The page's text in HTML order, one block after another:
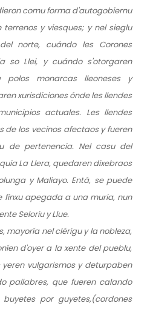
comu forma d'autogobiernu
y viesques; y nel sieglu
norte, cuándo les Corones
so Llei, y cuándo s'otorgaren
monarcas lleoneses y
xurisdiciones ónde les llendes
actuales. Les llendes
de los vecinos afectaos y fueren
de pertenencia. Nel casu del
La Llera, quedaren dixebraos
y Maliayo. Entá, se puede
finxu apegada a una muria, nun
Seloriu y Llue.
mayoría nel clérigu y la nobleza,
d'oyer a la xente del pueblu,
vulgarismos y deturpaben
pallabres, que fueren calando
por guyetes,(cordones